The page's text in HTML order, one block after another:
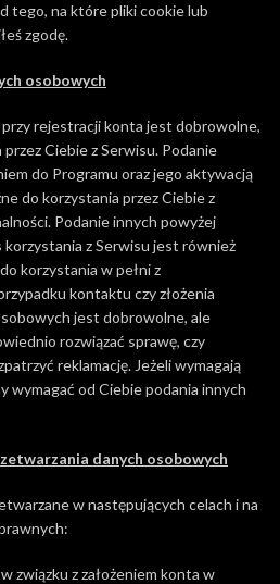
tego, na które pliki cookie lub
zgodę.
osobowych
rejestracji konta jest dobrowolne,
Ciebie z Serwisu. Podanie
do Programu oraz jego aktywacją
do korzystania przez Ciebie z
Podanie innych powyżej
korzystania z Serwisu jest również
korzystania w pełni z
kontaktu czy złożenia
jest dobrowolne, ale
rozwiązać sprawę, czy
reklamację. Jeżeli wymagają
wymagać od Ciebie podania innych
danych osobowych
w następujących celach i na
związku z założeniem konta w